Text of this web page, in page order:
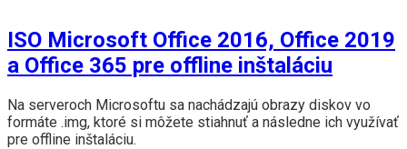
ISO Microsoft Office 2016, Office 2019
a Office 365 pre offline inštaláciu
Na serveroch Microsoftu sa nachádzajú obrazy diskov vo
formáte .img, ktoré si môžete stiahnuť a následne ich využívať
pre offline inštaláciu.